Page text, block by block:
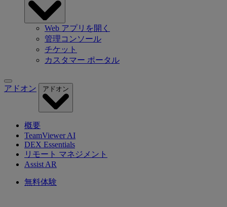
Web アプリを開く
管理コンソール
チケット
カスタマー ポータル
アドオン アドオン
概要
TeamViewer AI
DEX Essentials
リモート マネジメント
Assist AR
無料体験